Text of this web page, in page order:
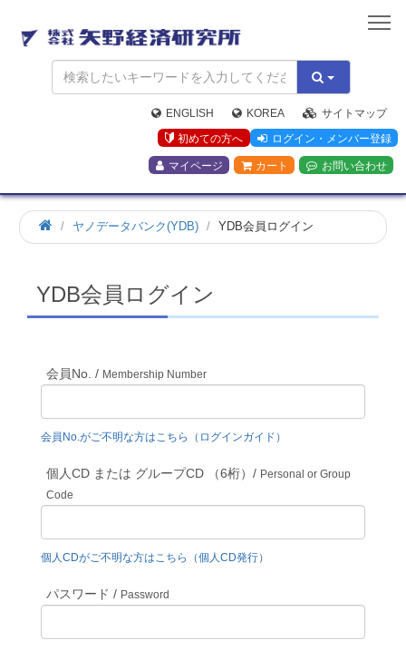
矢
野
経
済
研
究
所
ENGLISH KOREA
サイトマップ
初めての方へ
ログイン・メンバー登録
マイページ カート お問い合わせ
ホ
ー
ヤノデータバンク(YDB) YDB会員ログイン
YDB会員ログイン
会員No. / Membership Number
会員No.がご不明な方はこちら（ログインガイド）
個人CD または グループCD （6桁）/ Personal or Group
Code
個人CDがご不明な方はこちら（個人CD発行）
パスワード / Password